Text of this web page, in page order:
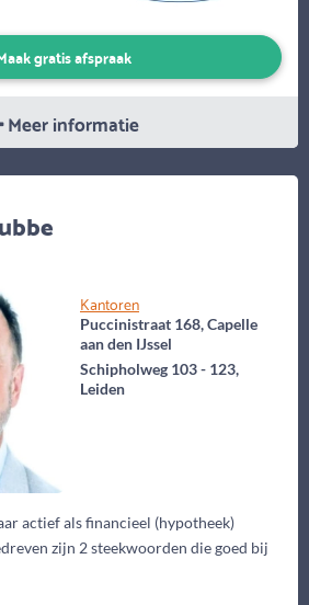
gratis afspraak
Meer informatie
Kantoren
Puccinistraat 168, Capelle
aan den IJssel
Schipholweg 103 - 123,
Leiden
actief als financieel (hypotheek)
zijn 2 steekwoorden die goed bij